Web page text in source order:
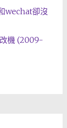
wechat卻沒
機 (2009-